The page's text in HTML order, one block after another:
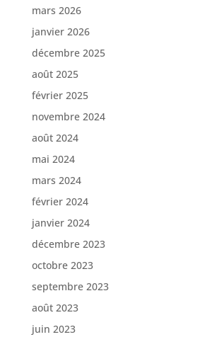
mars 2026
janvier 2026
décembre 2025
août 2025
février 2025
novembre 2024
août 2024
mai 2024
mars 2024
février 2024
janvier 2024
décembre 2023
octobre 2023
septembre 2023
août 2023
juin 2023